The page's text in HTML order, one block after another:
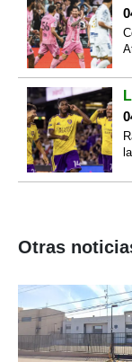
Otras